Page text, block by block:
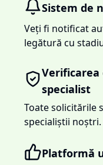
Sistem de
Veți fi notificat
legătură cu
Verificarea
specialist
Toate solicitările
specialiștii noștri.
Platformă